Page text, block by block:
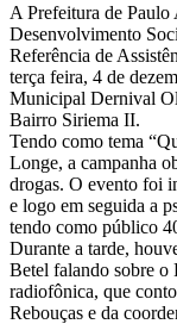
A Prefeitura de
Desenvolvimento
Referência de
terça feira, 4 de
Municipal Dernival
Bairro Siriema II.
Tendo como tema
Longe, a campanha
drogas. O evento foi
e logo em seguida a
tendo como público
Durante a tarde,
Betel falando sobre o
radiofônica, que
Rebouças e da